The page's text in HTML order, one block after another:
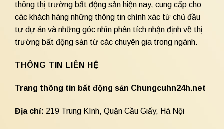
thông thị trường bất động sản hiện nay, cung cấp cho
các khách hàng những thông tin chính xác từ chủ đầu
tư dự án và những góc nhìn phân tích nhận định về thị
trường bất động sản từ các chuyên gia trong ngành.
THÔNG TIN LIÊN HỆ
Trang thông tin bất động sản Chungcuhn24h.net
Địa chỉ: 219 Trung Kính, Quận Cầu Giấy, Hà Nội